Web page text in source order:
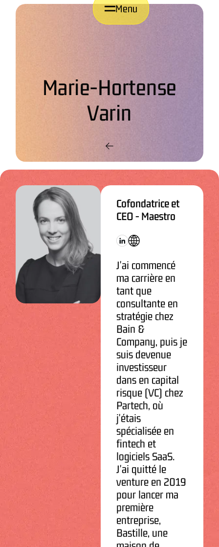
Menu
Marie-Hortense
Varin
Cofondatrice et
CEO - Maestro
J'ai commencé
ma carrière en
tant que
consultante en
stratégie chez
Bain &
Company, puis je
suis devenue
investisseur
dans en capital
risque (VC) chez
Partech, où
j'étais
spécialisée en
fintech et
logiciels SaaS.
J'ai quitté le
venture en 2019
pour lancer ma
première
entreprise,
Bastille, une